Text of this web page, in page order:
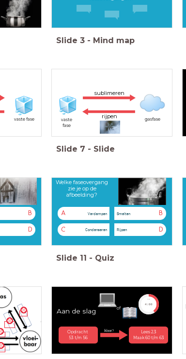
Slide 3 - Mind map
vaste fase
vaste
fase
gasfase
rijpen
sublimeren
Slide 7 - Slide
B
D
Welke faseovergang
zie je op de
afbeelding?
A Verdampen B
Smelten
C Condenseren D
Rijpen
Slide 11 - Quiz
Aan de slag
Opdracht
53 t/m 56
klaar?
Lees 2.3
Maak 60 t/m 63
4:00
of